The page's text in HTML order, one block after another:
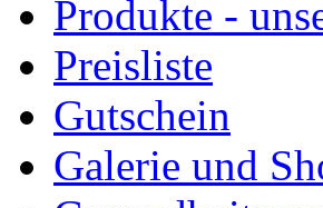
Produkte -
Preisliste
Gutschein
Galerie und